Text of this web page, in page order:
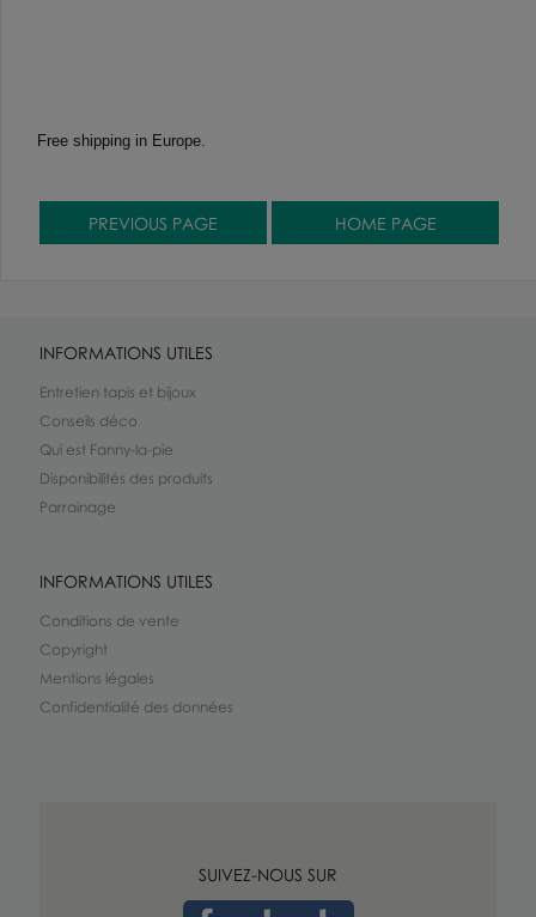
Free shipping in Europe.
INFORMATIONS UTILES
Entretien tapis et bijoux
Conseils déco
Qui est Fanny-la-pie
Disponibilités des produits
Parrainage
INFORMATIONS UTILES
Conditions de vente
Copyright
Mentions légales
Confidentialité des données
SUIVEZ-NOUS SUR